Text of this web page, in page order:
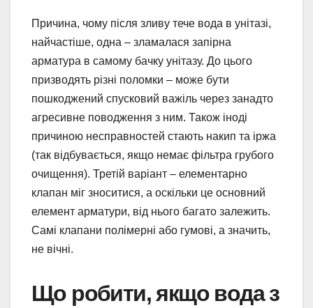
Причина, чому після зливу тече вода в унітазі,
найчастіше, одна – зламалася запірна
арматура в самому бачку унітазу. До цього
призводять різні поломки – може бути
пошкоджений спусковий важіль через занадто
агресивне поводження з ним. Також іноді
причиною несправностей стають накип та іржа
(так відбувається, якщо немає фільтра грубого
очищення). Третій варіант – елементарно
клапан міг зноситися, а оскільки це основний
елемент арматури, від нього багато залежить.
Самі клапани полімерні або гумові, а значить,
не вічні.
Що робити, якщо вода з